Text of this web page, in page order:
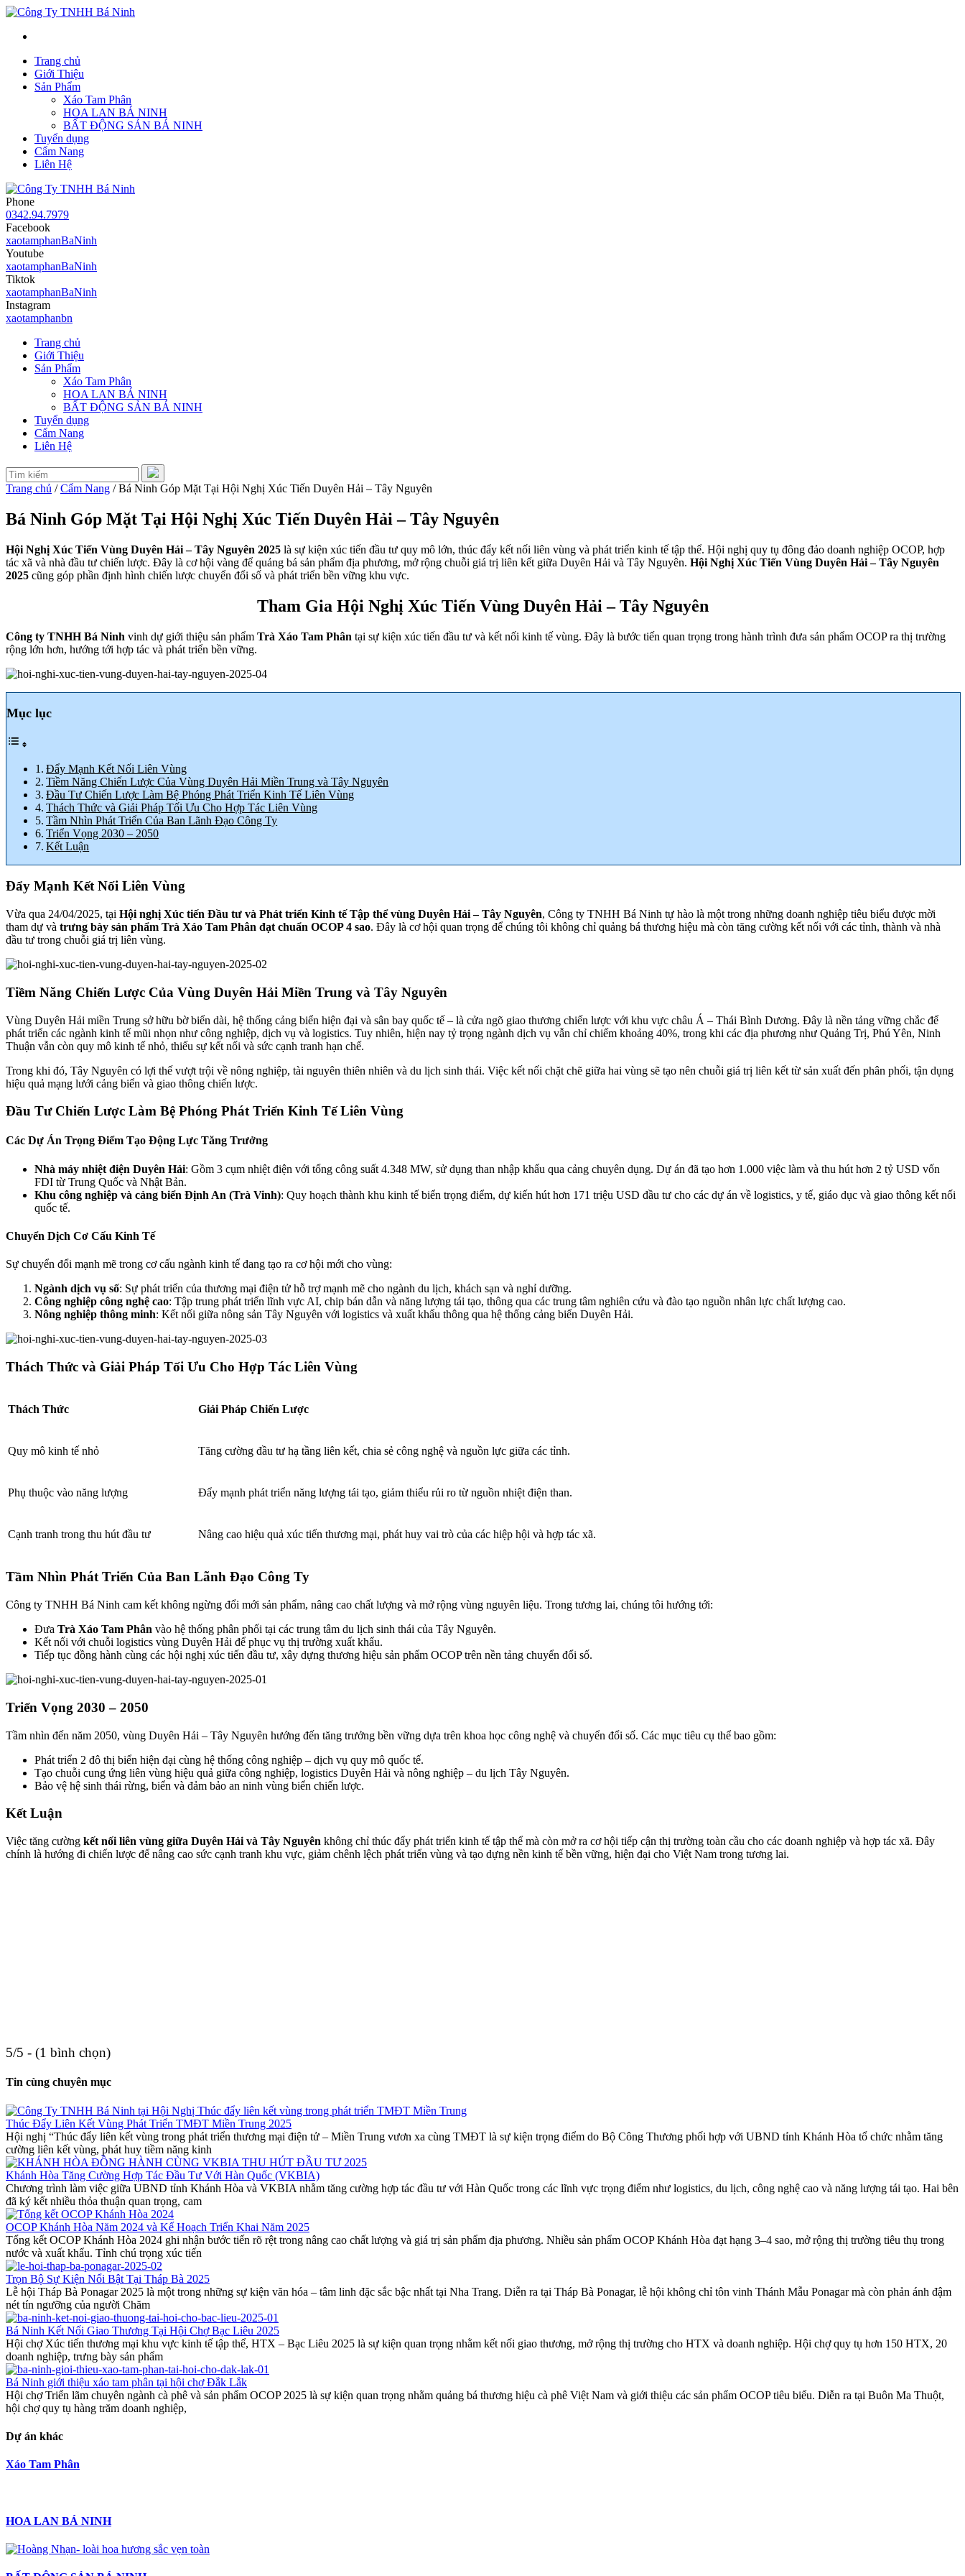
Trang chủ
Giới Thiệu
Sản Phẩm
Xáo Tam Phân
HOA LAN BÁ NINH
BẤT ĐỘNG SẢN BÁ NINH
Tuyển dụng
Cẩm Nang
Liên Hệ
Phone
0342.94.7979
Facebook
xaotamphanBaNinh
Youtube
xaotamphanBaNinh
Tiktok
xaotamphanBaNinh
Instagram
xaotamphanbn
Trang chủ
Giới Thiệu
Sản Phẩm
Xáo Tam Phân
HOA LAN BÁ NINH
BẤT ĐỘNG SẢN BÁ NINH
Tuyển dụng
Cẩm Nang
Liên Hệ
Trang chủ /Cẩm Nang /Bá Ninh Góp Mặt Tại Hội Nghị Xúc Tiến Duyên Hải – Tây Nguyên
Bá Ninh Góp Mặt Tại Hội Nghị Xúc Tiến Duyên Hải – Tây Nguyên
Hội Nghị Xúc Tiến Vùng Duyên Hải – Tây Nguyên 2025 là sự kiện xúc tiến đầu tư quy mô lớn, thúc đẩy kết nối liên vùng và phát triển kinh tế tập thể. Hội nghị quy tụ đông đảo doanh nghiệp OCOP, hợp
tác xã và nhà đầu tư chiến lược. Đây là cơ hội vàng để quảng bá sản phẩm địa phương, mở rộng chuỗi giá trị liên kết giữa Duyên Hải và Tây Nguyên. Hội Nghị Xúc Tiến Vùng Duyên Hải – Tây Nguyên
2025 cũng góp phần định hình chiến lược chuyển đổi số và phát triển bền vững khu vực.
Tham Gia Hội Nghị Xúc Tiến Vùng Duyên Hải – Tây Nguyên
Công ty TNHH Bá Ninh vinh dự giới thiệu sản phẩm Trà Xáo Tam Phân tại sự kiện xúc tiến đầu tư và kết nối kinh tế vùng. Đây là bước tiến quan trọng trong hành trình đưa sản phẩm OCOP ra thị trường
rộng lớn hơn, hướng tới hợp tác và phát triển bền vững.
Mục lục
Đẩy Mạnh Kết Nối Liên Vùng
Tiềm Năng Chiến Lược Của Vùng Duyên Hải Miền Trung và Tây Nguyên
Đầu Tư Chiến Lược Làm Bệ Phóng Phát Triển Kinh Tế Liên Vùng
Thách Thức và Giải Pháp Tối Ưu Cho Hợp Tác Liên Vùng
Tầm Nhìn Phát Triển Của Ban Lãnh Đạo Công Ty
Triển Vọng 2030 – 2050
Kết Luận
Đẩy Mạnh Kết Nối Liên Vùng
Vừa qua 24/04/2025, tại Hội nghị Xúc tiến Đầu tư và Phát triển Kinh tế Tập thể vùng Duyên Hải – Tây Nguyên, Công ty TNHH Bá Ninh tự hào là một trong những doanh nghiệp tiêu biểu được mời
tham dự và trưng bày sản phẩm Trà Xáo Tam Phân đạt chuẩn OCOP 4 sao. Đây là cơ hội quan trọng để chúng tôi không chỉ quảng bá thương hiệu mà còn tăng cường kết nối với các tỉnh, thành và nhà
đầu tư trong chuỗi giá trị liên vùng.
Tiềm Năng Chiến Lược Của Vùng Duyên Hải Miền Trung và Tây Nguyên
Vùng Duyên Hải miền Trung sở hữu bờ biển dài, hệ thống cảng biển hiện đại và sân bay quốc tế – là cửa ngõ giao thương chiến lược với khu vực châu Á – Thái Bình Dương. Đây là nền tảng vững chắc để
phát triển các ngành kinh tế mũi nhọn như công nghiệp, dịch vụ và logistics. Tuy nhiên, hiện nay tỷ trọng ngành dịch vụ vẫn chỉ chiếm khoảng 40%, trong khi các địa phương như Quảng Trị, Phú Yên, Ninh
Thuận vẫn còn quy mô kinh tế nhỏ, thiếu sự kết nối và sức cạnh tranh hạn chế.
Trong khi đó, Tây Nguyên có lợi thế vượt trội về nông nghiệp, tài nguyên thiên nhiên và du lịch sinh thái. Việc kết nối chặt chẽ giữa hai vùng sẽ tạo nên chuỗi giá trị liên kết từ sản xuất đến phân phối, tận dụng
hiệu quả mạng lưới cảng biển và giao thông chiến lược.
Đầu Tư Chiến Lược Làm Bệ Phóng Phát Triển Kinh Tế Liên Vùng
Các Dự Án Trọng Điểm Tạo Động Lực Tăng Trưởng
Nhà máy nhiệt điện Duyên Hải: Gồm 3 cụm nhiệt điện với tổng công suất 4.348 MW, sử dụng than nhập khẩu qua cảng chuyên dụng. Dự án đã tạo hơn 1.000 việc làm và thu hút hơn 2 tỷ USD vốn
FDI từ Trung Quốc và Nhật Bản.
Khu công nghiệp và cảng biển Định An (Trà Vinh): Quy hoạch thành khu kinh tế biển trọng điểm, dự kiến hút hơn 171 triệu USD đầu tư cho các dự án về logistics, y tế, giáo dục và giao thông kết nối
quốc tế.
Chuyển Dịch Cơ Cấu Kinh Tế
Sự chuyển đổi mạnh mẽ trong cơ cấu ngành kinh tế đang tạo ra cơ hội mới cho vùng:
Ngành dịch vụ số: Sự phát triển của thương mại điện tử hỗ trợ mạnh mẽ cho ngành du lịch, khách sạn và nghỉ dưỡng.
Công nghiệp công nghệ cao: Tập trung phát triển lĩnh vực AI, chip bán dẫn và năng lượng tái tạo, thông qua các trung tâm nghiên cứu và đào tạo nguồn nhân lực chất lượng cao.
Nông nghiệp thông minh: Kết nối giữa nông sản Tây Nguyên với logistics và xuất khẩu thông qua hệ thống cảng biển Duyên Hải.
Thách Thức và Giải Pháp Tối Ưu Cho Hợp Tác Liên Vùng
Thách Thức Giải Pháp Chiến Lược
Quy mô kinh tế nhỏ Tăng cường đầu tư hạ tầng liên kết, chia sẻ công nghệ và nguồn lực giữa các tỉnh.
Phụ thuộc vào năng lượng Đẩy mạnh phát triển năng lượng tái tạo, giảm thiểu rủi ro từ nguồn nhiệt điện than.
Cạnh tranh trong thu hút đầu tư Nâng cao hiệu quả xúc tiến thương mại, phát huy vai trò của các hiệp hội và hợp tác xã.
Tầm Nhìn Phát Triển Của Ban Lãnh Đạo Công Ty
Công ty TNHH Bá Ninh cam kết không ngừng đổi mới sản phẩm, nâng cao chất lượng và mở rộng vùng nguyên liệu. Trong tương lai, chúng tôi hướng tới:
Đưa Trà Xáo Tam Phân vào hệ thống phân phối tại các trung tâm du lịch sinh thái của Tây Nguyên.
Kết nối với chuỗi logistics vùng Duyên Hải để phục vụ thị trường xuất khẩu.
Tiếp tục đồng hành cùng các hội nghị xúc tiến đầu tư, xây dựng thương hiệu sản phẩm OCOP trên nền tảng chuyển đổi số.
Triển Vọng 2030 – 2050
Tầm nhìn đến năm 2050, vùng Duyên Hải – Tây Nguyên hướng đến tăng trưởng bền vững dựa trên khoa học công nghệ và chuyển đổi số. Các mục tiêu cụ thể bao gồm:
Phát triển 2 đô thị biển hiện đại cùng hệ thống công nghiệp – dịch vụ quy mô quốc tế.
Tạo chuỗi cung ứng liên vùng hiệu quả giữa công nghiệp, logistics Duyên Hải và nông nghiệp – du lịch Tây Nguyên.
Bảo vệ hệ sinh thái rừng, biển và đảm bảo an ninh vùng biển chiến lược.
Kết Luận
Việc tăng cường kết nối liên vùng giữa Duyên Hải và Tây Nguyên không chỉ thúc đẩy phát triển kinh tế tập thể mà còn mở ra cơ hội tiếp cận thị trường toàn cầu cho các doanh nghiệp và hợp tác xã. Đây
chính là hướng đi chiến lược để nâng cao sức cạnh tranh khu vực, giảm chênh lệch phát triển vùng và tạo dựng nền kinh tế bền vững, hiện đại cho Việt Nam trong tương lai.
5/5 - (1 bình chọn)
Tin cùng chuyên mục
Thúc Đẩy Liên Kết Vùng Phát Triển TMĐT Miền Trung 2025
Hội nghị “Thúc đẩy liên kết vùng trong phát triển thương mại điện tử – Miền Trung vươn xa cùng TMĐT là sự kiện trọng điểm do Bộ Công Thương phối hợp với UBND tỉnh Khánh Hòa tổ chức nhằm tăng
cường liên kết vùng, phát huy tiềm năng kinh
Khánh Hòa Tăng Cường Hợp Tác Đầu Tư Với Hàn Quốc (VKBIA)
Chương trình làm việc giữa UBND tỉnh Khánh Hòa và VKBIA nhằm tăng cường hợp tác đầu tư với Hàn Quốc trong các lĩnh vực trọng điểm như logistics, du lịch, công nghệ cao và năng lượng tái tạo. Hai bên
đã ký kết nhiều thỏa thuận quan trọng, cam
OCOP Khánh Hòa Năm 2024 và Kế Hoạch Triển Khai Năm 2025
Tổng kết OCOP Khánh Hòa 2024 ghi nhận bước tiến rõ rệt trong nâng cao chất lượng và giá trị sản phẩm địa phương. Nhiều sản phẩm OCOP Khánh Hòa đạt hạng 3–4 sao, mở rộng thị trường tiêu thụ trong
nước và xuất khẩu. Tỉnh chú trọng xúc tiến
Trọn Bộ Sự Kiện Nổi Bật Tại Tháp Bà 2025
Lễ hội Tháp Bà Ponagar 2025 là một trong những sự kiện văn hóa – tâm linh đặc sắc bậc nhất tại Nha Trang. Diễn ra tại Tháp Bà Ponagar, lễ hội không chỉ tôn vinh Thánh Mẫu Ponagar mà còn phản ánh đậm
nét tín ngưỡng của người Chăm
Bá Ninh Kết Nối Giao Thương Tại Hội Chợ Bạc Liêu 2025
Hội chợ Xúc tiến thương mại khu vực kinh tế tập thể, HTX – Bạc Liêu 2025 là sự kiện quan trọng nhằm kết nối giao thương, mở rộng thị trường cho HTX và doanh nghiệp. Hội chợ quy tụ hơn 150 HTX, 20
doanh nghiệp, trưng bày sản phẩm
Bá Ninh giới thiệu xáo tam phân tại hội chợ Đắk Lắk
Hội chợ Triển lãm chuyên ngành cà phê và sản phẩm OCOP 2025 là sự kiện quan trọng nhằm quảng bá thương hiệu cà phê Việt Nam và giới thiệu các sản phẩm OCOP tiêu biểu. Diễn ra tại Buôn Ma Thuột,
hội chợ quy tụ hàng trăm doanh nghiệp,
Dự án khác
Xáo Tam Phân
HOA LAN BÁ NINH